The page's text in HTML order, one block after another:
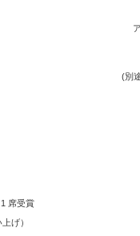
(別
席受賞
げ）